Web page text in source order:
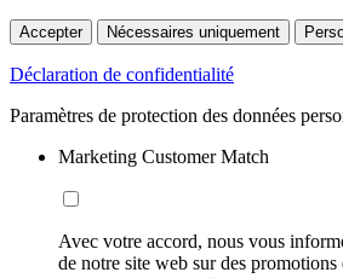
Accepter Nécessaires uniquement
Déclaration de confidentialité
Paramètres de protection des données
Marketing Customer Match
Avec votre accord, nous vous
de notre site web sur des